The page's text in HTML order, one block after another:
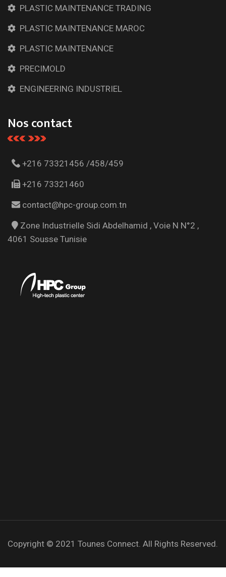
PLASTIC MAINTENANCE TRADING
PLASTIC MAINTENANCE MAROC
PLASTIC MAINTENANCE
PRECIMOLD
ENGINEERING INDUSTRIEL
Nos contact
+216 73321456 /458/459
+216 73321460
contact@hpc-group.com.tn
Zone Industrielle Sidi Abdelhamid , Voie N N°2 ,
4061 Sousse Tunisie
Copyright © 2021 Tounes Connect. All Rights Reserved.